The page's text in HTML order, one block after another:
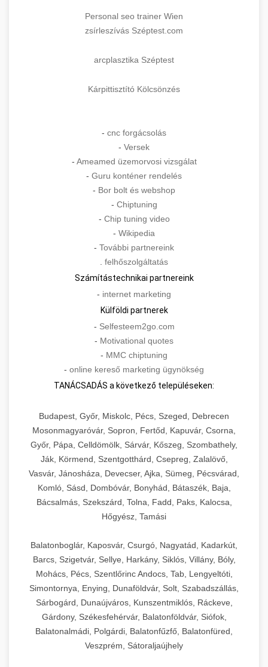
Personal seo trainer Wien
zsírleszívás Széptest.com
arcplasztika Széptest
Kárpittisztító Kölcsönzés
- cnc forgácsolás
- Versek
- Ameamed üzemorvosi vizsgálat
- Guru konténer rendelés
- Bor bolt és webshop
- Chiptuning
- Chip tuning video
- Wikipedia
- További partnereink
. felhőszolgáltatás
Számítástechnikai partnereink
- internet marketing
Külföldi partnerek
- Selfesteem2go.com
- Motivational quotes
- MMC chiptuning
- online kereső marketing ügynökség
TANÁCSADÁS a következő településeken:
Budapest, Győr, Miskolc, Pécs, Szeged, Debrecen
Mosonmagyaróvár, Sopron, Fertőd, Kapuvár, Csorna,
Győr, Pápa, Celldömölk, Sárvár, Kőszeg, Szombathely,
Ják, Körmend, Szentgotthárd, Csepreg, Zalalövő,
Vasvár, Jánosháza, Devecser, Ajka, Sümeg, Pécsvárad,
Komló, Sásd, Dombóvár, Bonyhád, Bátaszék, Baja,
Bácsalmás, Szekszárd, Tolna, Fadd, Paks, Kalocsa,
Hőgyész, Tamási
Balatonboglár, Kaposvár, Csurgó, Nagyatád, Kadarkút,
Barcs, Szigetvár, Sellye, Harkány, Siklós, Villány, Bóly,
Mohács, Pécs, Szentlőrinc Andocs, Tab, Lengyeltóti,
Simontornya, Enying, Dunaföldvár, Solt, Szabadszállás,
Sárbogárd, Dunaújváros, Kunszentmiklós, Ráckeve,
Gárdony, Székesfehérvár, Balatonföldvár, Siófok,
Balatonalmádi, Polgárdi, Balatonfűzfő, Balatonfüred,
Veszprém, Sátoraljaújhely